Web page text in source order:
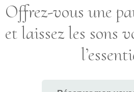
Offrez-vous une
et laissez les sons